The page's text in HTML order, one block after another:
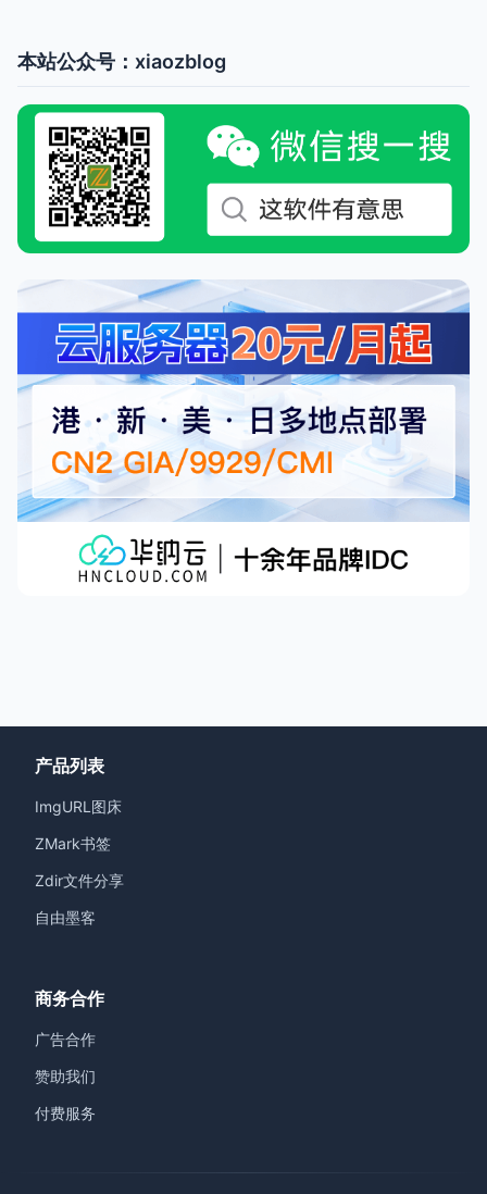
本站公众号：xiaozblog
产品列表
ImgURL图床
ZMark书签
Zdir文件分享
自由墨客
商务合作
广告合作
赞助我们
付费服务